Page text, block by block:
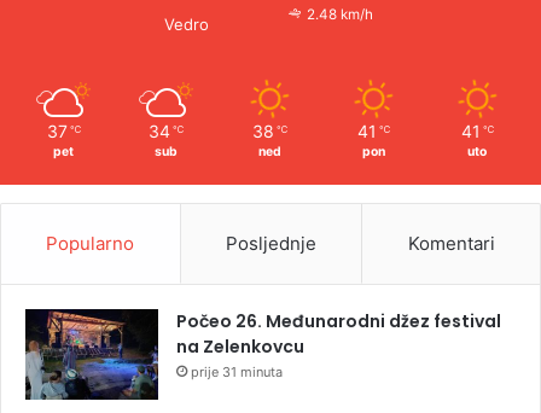
Vedro
2.48 km/h
37 ℃
pet
34 ℃
sub
38 ℃
ned
41 ℃
pon
41 ℃
uto
Popularno Posljednje Komentari
Počeo 26. Međunarodni džez festival
na Zelenkovcu
prije 31 minuta